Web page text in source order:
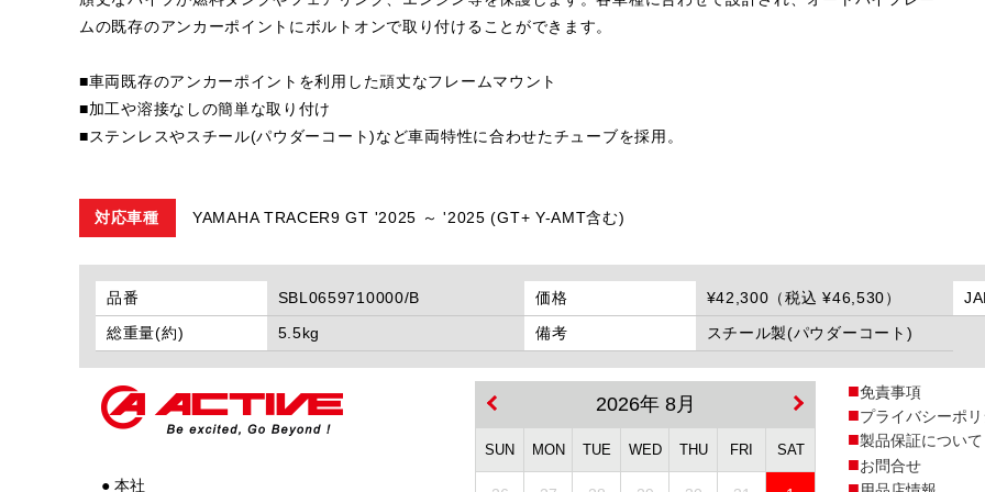
ムの既存のアンカーポイントにボルトオンで取り付けることができます。
■車両既存のアンカーポイントを利用した頑丈なフレームマウント
■加工や溶接なしの簡単な取り付け
■ステンレスやスチール(パウダーコート)など車両特性に合わせたチューブを採用。
対応車種 YAMAHA TRACER9 GT '2025 ～ '2025 (GT+ Y-AMT含む)
品番 SBL0659710000/B 価格 ¥42,300（税込 ¥46,530）
総重量(約)
5.5kg 備考 スチール製(パウダーコート)
● 本社
2026年 8月
SUN MON TUE WED THU FRI SAT
免責事項
プライバシーポ
製品保証について
お問合せ